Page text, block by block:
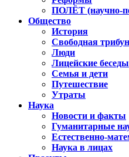
ПОЛЁТ (научно-
Общество
История
Свободная
Люди
Лицейские беседы
Семья и дети
Путешествие
Утраты
Наука
Новости и факты
Гуманитарные
Естественно-
Наука в лицах